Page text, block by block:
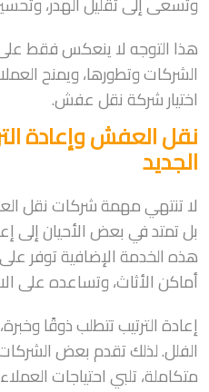
هذا التوجه لا ينعكس فقط
الشركات وتطورها، ويمنح
اختيار شركة نقل عفش.
نقل العفش وإعادة
الجديد
لا تنتهي مهمة شركات نقل
بل تمتد في بعض الأحيان إلى
هذه الخدمة الإضافية توفر
أماكن الأثاث، وتساعده على
إعادة الترتيب تتطلب ذوقًا
الفلل. لذلك تقدم بعض
متكاملة، تلبي احتياجات